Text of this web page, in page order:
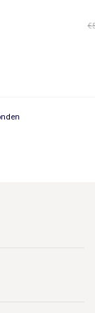
€